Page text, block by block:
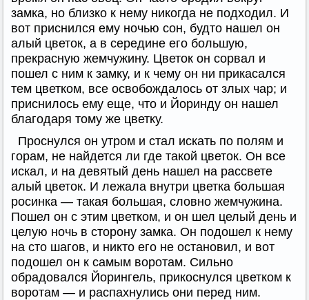
замка, но близко к нему никогда не подходил. И
вот приснился ему ночью сон, будто нашел он
алый цветок, а в середине его большую,
прекрасную жемчужину. Цветок он сорвал и
пошел с ним к замку, и к чему он ни прикасался
тем цветком, все освобождалось от злых чар; и
приснилось ему еще, что и Йоринду он нашел
благодаря тому же цветку.
Проснулся он утром и стал искать по полям и
горам, не найдется ли где такой цветок. Он все
искал, и на девятый день нашел на рассвете
алый цветок. И лежала внутри цветка большая
росинка — такая большая, словно жемчужина.
Пошел он с этим цветком, и он шел целый день и
целую ночь в сторону замка. Он подошел к нему
на сто шагов, и никто его не остановил, и вот
подошел он к самым воротам. Сильно
обрадовался Йорингель, прикоснулся цветком к
воротам — и распахнулись они перед ним.